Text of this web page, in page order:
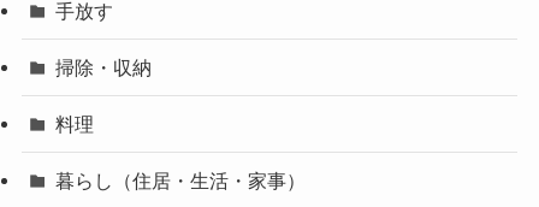
手放す
掃除・収納
料理
暮らし（住居・生活・家事）